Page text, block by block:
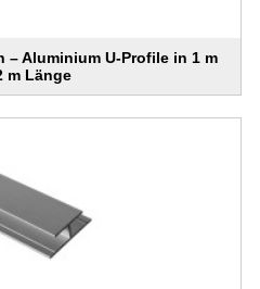
Aluminium U-Profile in 1 m
m Länge